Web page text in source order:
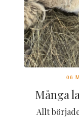
06
Många
Allt